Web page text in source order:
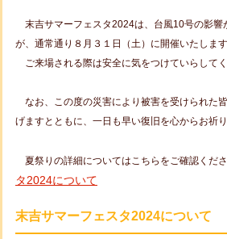
末吉サマーフェスタ2024は、台風10号の影響
が、通常通り８月３１日（土）に開催いたします
ご来場される際は安全に気をつけていらしてく
なお、この度の災害により被害を受けられた
げますとともに、一日も早い復旧を心からお祈り
夏祭りの詳細についてはこちらをご確認くだ
タ2024について
末吉サマーフェスタ2024について